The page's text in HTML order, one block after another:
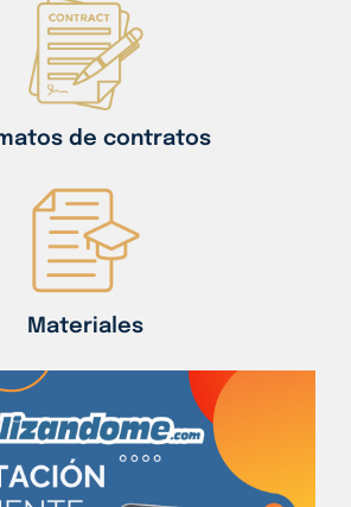
de contratos
Materiales